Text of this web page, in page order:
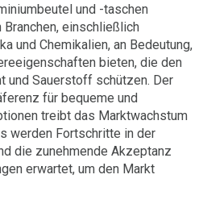
und -taschen
einschließlich
und Chemikalien, an Bedeutung,
bieten, die den
und Sauerstoff schützen. Der
für bequeme und
treibt das Marktwachstum
werden Fortschritte in der
die zunehmende Akzeptanz
erwartet, um den Markt